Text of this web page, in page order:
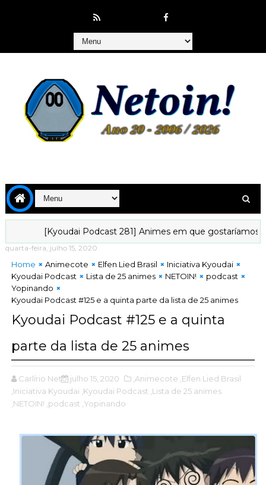
[Kyoudai Podcast 281] Animes em que gostaríamos de
quarta-feira, julho 15, 2020
Home Animecote Elfen Lied Brasil
Iniciativa Kyoudai
Kyoudai Podcast
Lista de 25 animes NETOIN!
podcast
Yopinando
Kyoudai Podcast #125 e a quinta parte da lista de 25 animes
Kyoudai Podcast #125 e a quinta
parte da lista de 25 animes
Carlírio Neto julho 15, 2020 ,Animecote ,Elfen Lied Brasil
,Iniciativa Kyoudai ,Kyoudai Podcast ,Lista de 25 animes
,NETOIN! ,podcast ,Yopinando